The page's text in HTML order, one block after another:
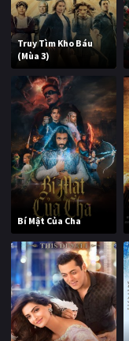
Truy Tìm Kho Báu
(Mùa 3)
Bí Mật Của Cha